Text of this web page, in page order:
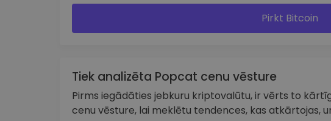
Pirkt Bitcoin
Tiek analizēta Popcat cenu vēsture
Pirms iegādāties jebkuru kriptovalūtu, ir vērts to
cenu vēsture, lai meklētu tendences, kas atkārtojas,